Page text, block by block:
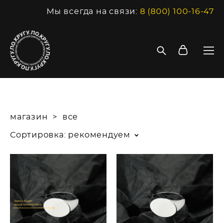
Мы всегда на связи: 8 (800) 100-16-47
магазин > все
Сортировка: рекомендуем